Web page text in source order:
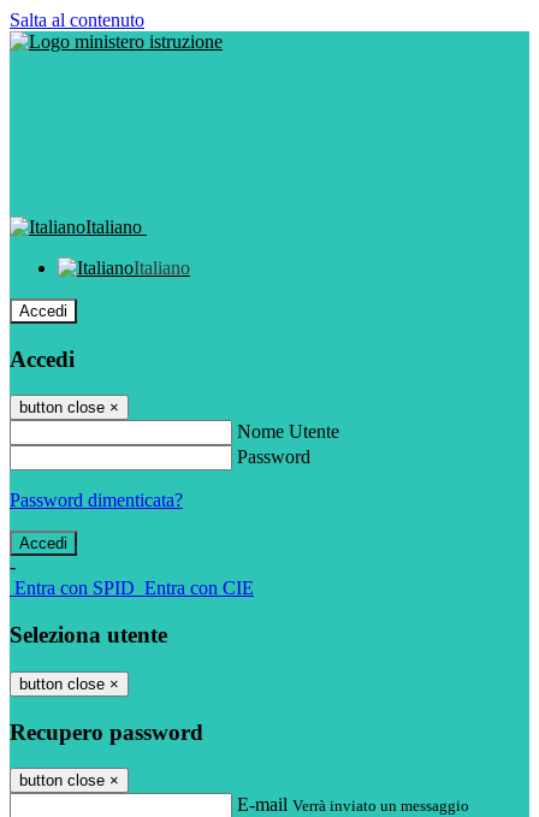
Salta al contenuto
Italiano
Italiano
Accedi
Accedi
button close ×
Nome Utente
Password
Password dimenticata?
-
Entra con SPID Entra con CIE
Seleziona utente
button close ×
Recupero password
button close ×
E-mail Verrà inviato un messaggio